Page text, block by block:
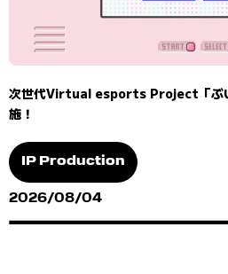
次世代Virtual esports Project「ぶ
施！
IP Production
2026/08/04